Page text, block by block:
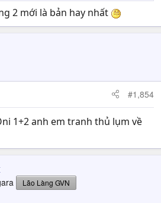
2 mới là bản hay nhất
#1,854
1+2 anh em tranh thủ lụm về
Lão Làng GVN